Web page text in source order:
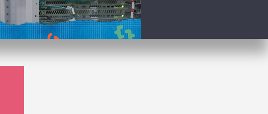
dich wenn du den passenden Platz